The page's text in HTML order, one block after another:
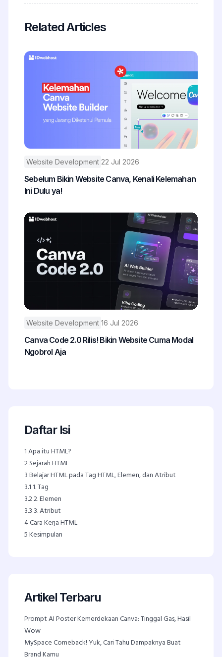
Related Articles
Website Development 22 Jul 2026
Sebelum Bikin Website Canva, Kenali Kelemahan
Ini Dulu ya!
Website Development 16 Jul 2026
Canva Code 2.0 Rilis! Bikin Website Cuma Modal
Ngobrol Aja
Daftar Isi
1Apa itu HTML?
2Sejarah HTML
3Belajar HTML pada Tag HTML, Elemen, dan Atribut
3.11. Tag
3.22. Elemen
3.3 3. Atribut
4Cara Kerja HTML
5Kesimpulan
Artikel Terbaru
Prompt AI Poster Kemerdekaan Canva: Tinggal Gas, Hasil
Wow
MySpace Comeback! Yuk, Cari Tahu Dampaknya Buat